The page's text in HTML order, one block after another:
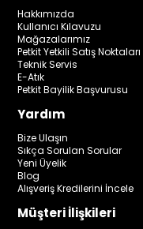
Hakkımızda
Kullanıcı Kılavuzu
Mağazalarımız
Petkit Yetkili Satış Noktaları
Teknik Servis
E-Atık
Petkit Bayilik Başvurusu
Yardım
Bize Ulaşın
Sıkça Sorulan Sorular
Yeni Üyelik
Blog
Alışveriş Kredilerini İncele
Müşteri İlişkileri